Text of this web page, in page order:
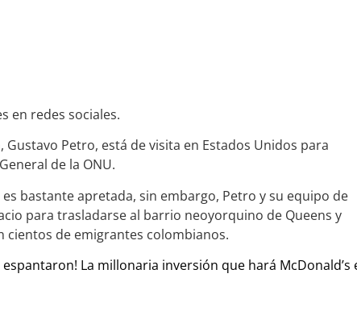
en redes sociales.
Gustavo Petro, está de visita en Estados Unidos para
de la ONU.
bastante apretada, sin embargo, Petro y su equipo de
para trasladarse al barrio neoyorquino de Queens y
cientos de emigrantes colombianos.
espantaron! La millonaria inversión que hará McDonald’s